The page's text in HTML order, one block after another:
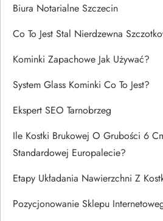
Biura Notarialne Szczecin
Co To Jest Stal Nierdzewna
Kominki Zapachowe Jak Używać?
System Glass Kominki Co To Jest?
Ekspert SEO Tarnobrzeg
Ile Kostki Brukowej O Grubości 6
Standardowej Europalecie?
Etapy Układania Nawierzchni Z
Pozycjonowanie Sklepu